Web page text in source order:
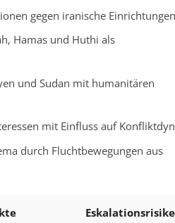
gegen iranische Einrichtungen
Hamas und Huthi als
und Sudan mit humanitären
mit Einfluss auf
durch Fluchtbewegungen aus